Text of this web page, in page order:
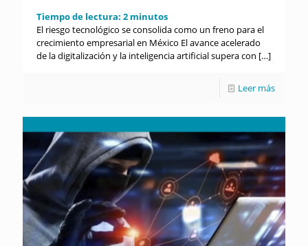
Tiempo de lectura: 2 minutos
El riesgo tecnológico se consolida como un freno para el
crecimiento empresarial en México El avance acelerado
de la digitalización y la inteligencia artificial supera con […]
Leer más